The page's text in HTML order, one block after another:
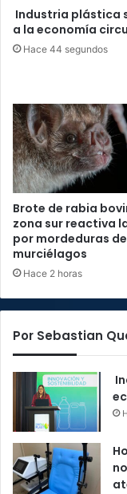
Industria plástica
a la economía
Hace 44 segundos
Brote de rabia
zona sur reactiva
por mordeduras de
murciélagos
Hace 2 horas
Por Sebastian